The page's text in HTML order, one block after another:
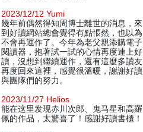
2023/12/12 Yumi
幾年前偶然得知周博士離世的消息，來
到好讀網站總會覺得有點悵然，也以為
不會再運作了。今年為老父親添購電子
閱讀器，抱著試一試的心情再度連上好
讀，沒想到繼續運作，還有這麼多讀友
再度回來這裡，感覺很溫暖，謝謝好讀
與團隊們的努力。
2023/11/27 Helios
能在这里发现赤川次郎、鬼马星和高羅
佩的作品，太驚喜了！感謝好讀書櫃！